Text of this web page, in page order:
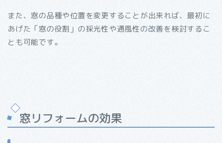
また、窓の品種や位置を変更することが出来れば、最初に
あげた「窓の役割」の採光性や通風性の改善を検討するこ
とも可能です。
窓リフォームの効果